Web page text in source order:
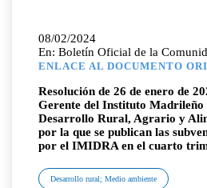
08/02/2024
En: Boletín Oficial de la
ENLACE AL DOCUMENTO
Resolución de 26 de enero de
Gerente del Instituto Madrileño
Desarrollo Rural, Agrario y
por la que se publican las
por el IMIDRA en el cuarto
Desarrollo rural; Medio ambiente